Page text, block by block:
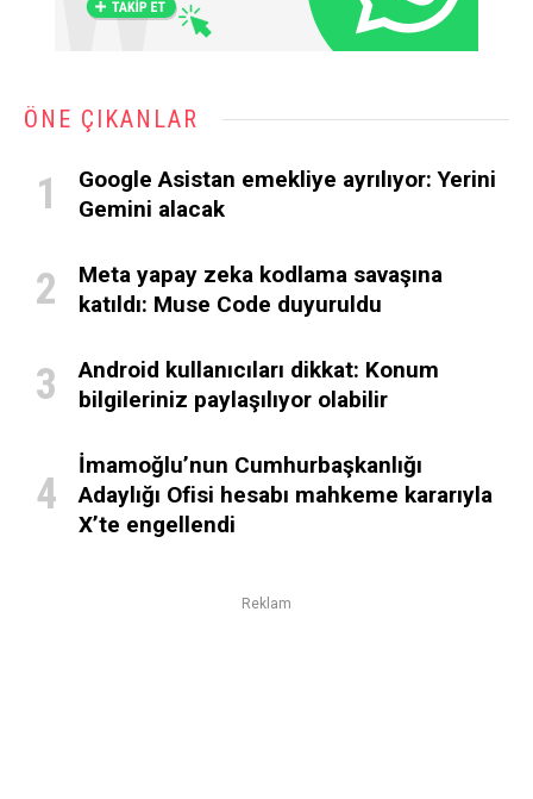
ÖNE ÇIKANLAR
Google Asistan emekliye ayrılıyor: Yerini
Gemini alacak
Meta yapay zeka kodlama savaşına
katıldı: Muse Code duyuruldu
Android kullanıcıları dikkat: Konum
bilgileriniz paylaşılıyor olabilir
İmamoğlu’nun Cumhurbaşkanlığı
Adaylığı Ofisi hesabı mahkeme kararıyla
X’te engellendi
Reklam